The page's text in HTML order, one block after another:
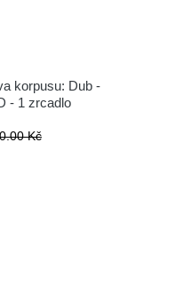
korpusu: Dub -
- 1 zrcadlo
Kč